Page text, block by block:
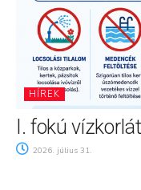
HÍREK
I. fokú
2026. július 31.